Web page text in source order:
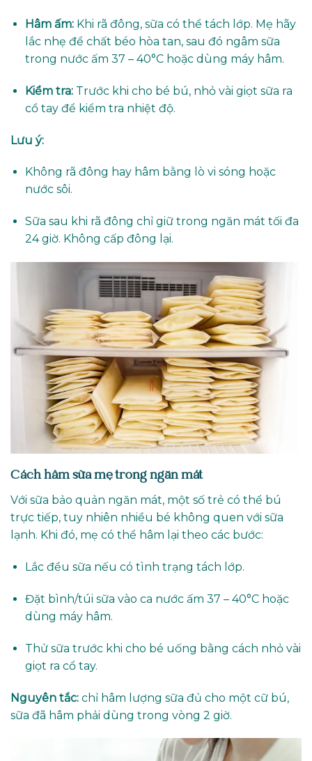
Hâm ấm:Khi rã đông, sữa có thể tách lớp. Mẹ hãy
lắc nhẹ để chất béo hòa tan, sau đó ngâm sữa
trong nước ấm 37 – 40°C hoặc dùng máy hâm.
Kiểm tra:Trước khi cho bé bú, nhỏ vài giọt sữa ra
cổ tay để kiểm tra nhiệt độ.
Lưu ý:
Không rã đông hay hâm bằng lò vi sóng hoặc
nước sôi.
Sữa sau khi rã đông chỉ giữ trong ngăn mát tối đa
24 giờ. Không cấp đông lại.
Cách hâm sữa mẹ trong ngăn mát
Với sữa bảo quản ngăn mát, một số trẻ có thể bú
trực tiếp, tuy nhiên nhiều bé không quen với sữa
lạnh. Khi đó, mẹ có thể hâm lại theo các bước:
Lắc đều sữa nếu có tình trạng tách lớp.
Đặt bình/túi sữa vào ca nước ấm 37 – 40°C hoặc
dùng máy hâm.
Thử sữa trước khi cho bé uống bằng cách nhỏ vài
giọt ra cổ tay.
Nguyên tắc: chỉ hâm lượng sữa đủ cho một cữ bú,
sữa đã hâm phải dùng trong vòng 2 giờ.